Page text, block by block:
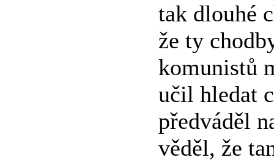
tak dlouhé
že ty
komunistů
učil hledat
předváděl
věděl, že